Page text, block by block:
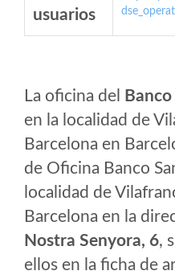
usuarios
La oficina del
en la localidad de
Barcelona en
de Oficina Banco
localidad de
Barcelona en la
Nostra Senyora, 6,
ellos en la ficha de